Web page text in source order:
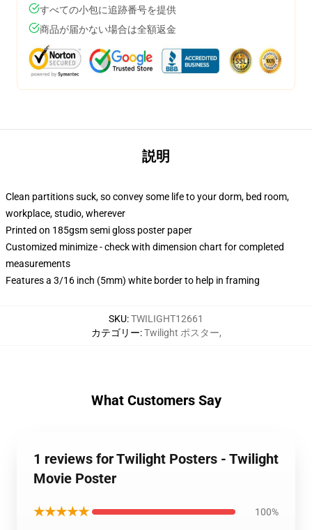
すべての小包に追跡番号を提供
商品が届かない場合は全額返金
説明
Clean partitions suck, so convey some life to your dorm, bed room,
workplace, studio, wherever
Printed on 185gsm semi gloss poster paper
Customized minimize - check with dimension chart for completed
measurements
Features a 3/16 inch (5mm) white border to help in framing
SKU:TWILIGHT12661
カテゴリー:Twilight ポスター,
What Customers Say
1 reviews for Twilight Posters - Twilight
Movie Poster
★★★★★ 100%